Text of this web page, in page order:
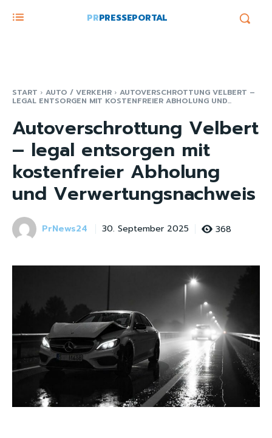
PRPRESSEPORTAL
START AUTO / VERKEHR AUTOVERSCHROTTUNG VELBERT –
LEGAL ENTSORGEN MIT KOSTENFREIER ABHOLUNG UND...
Autoverschrottung Velbert
– legal entsorgen mit
kostenfreier Abholung
und Verwertungsnachweis
PrNews24 30. September 2025 368